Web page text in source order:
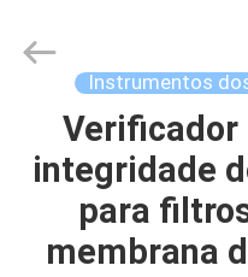
CASA
PRODUTOS
proteína
Reserved.
Instrumentos
Verificador
integridade
para
membrana